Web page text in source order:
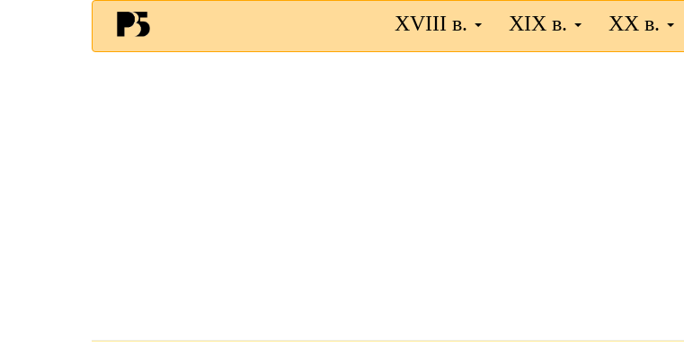
XVIII в. XIX в. XX в.